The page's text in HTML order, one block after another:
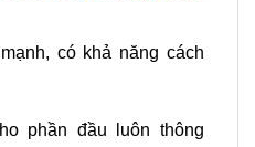
có khả năng cách
phần đầu luôn thông